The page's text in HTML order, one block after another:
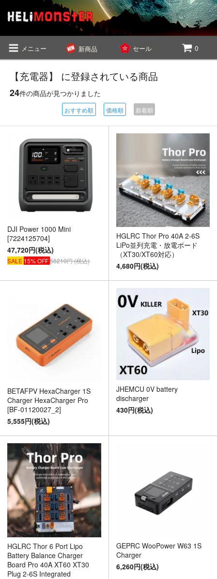
メニュー 新商品 セール 0
【充電器】 に登録されている商品
24件の商品が見つかりました
おすすめ順 価格順 新着順
DJI Power 1000 Mini
[7224125704]
47,720円(税込)
SALE 15% OFF56210円 (税込)
HGLRC Thor Pro 40A 2-6S
LiPo並列充電・放電ボード
（XT30/XT60対応）
4,680円(税込)
BETAFPV HexaCharger 1S
Charger HexaCharger Pro
[BF-01120027_2]
5,555円(税込)
JHEMCU 0V battery
discharger
430円(税込)
HGLRC Thor 6 Port Lipo
Battery Balance Charger
Board Pro 40A XT60 XT30
Plug 2-6S Integrated
GEPRC WooPower W63 1S
Charger
6,260円(税込)